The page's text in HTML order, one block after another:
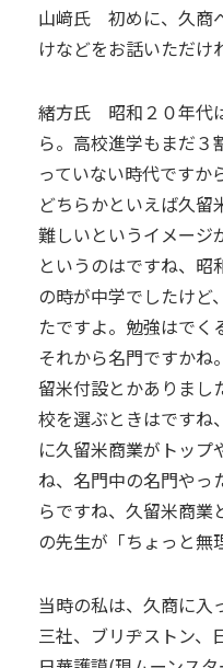
山﨑氏 初めに、久商
けなどをお話いただけ
緒方氏 昭和２０年代
ら。高校進学もまだ３
っていない時代ですか
どちらかといえば久
難しいというイメージ
というのはですね、
の時が中学でしたけど
たですよ。勉強はでく
それから名門ですかね
留米付設とかありまし
校を選ぶときはですね
に久留米商業がトップ
ね、名門中の名門やっ
らですね、久留米商業
の先生が「ちょっと無
当時の私は、久商に入
三社、ブリヂストン、